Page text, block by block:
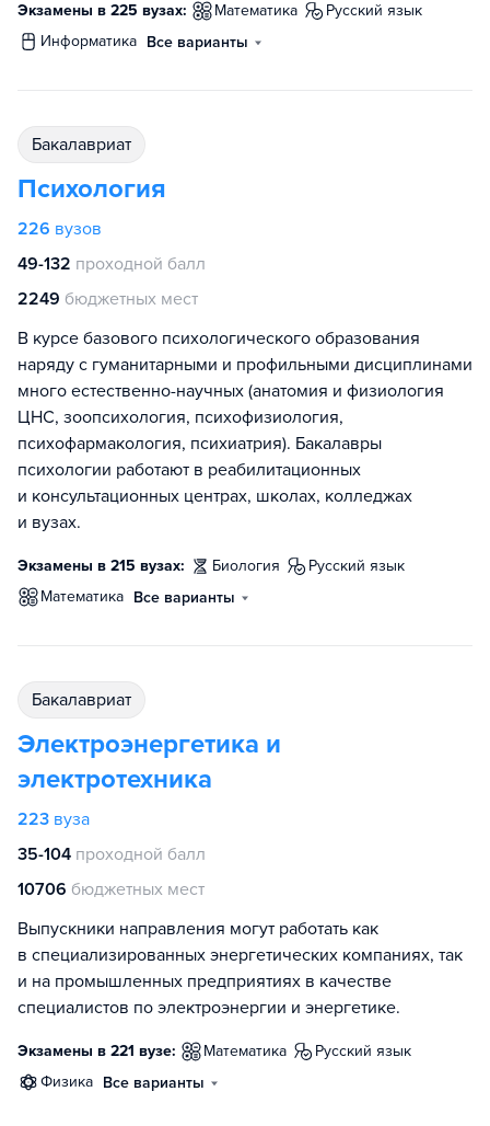
Экзамены в 225 вузах: математика
русский язык
информатика Все варианты
бакалавриат
Психология
226 вузов
49-132 проходной балл
2249 бюджетных мест
В курсе базового психологического образования
наряду с гуманитарными и профильными дисциплинами
много естественно-научных (анатомия и физиология
ЦНС, зоопсихология, психофизиология,
психофармакология, психиатрия). Бакалавры
психологии работают в реабилитационных
и консультационных центрах, школах, колледжах
и вузах.
Экзамены в 215 вузах: биология
русский язык
математика Все варианты
бакалавриат
Электроэнергетика и
электротехника
223 вуза
35-104 проходной балл
10706 бюджетных мест
Выпускники направления могут работать как
в специализированных энергетических компаниях, так
и на промышленных предприятиях в качестве
специалистов по электроэнергии и энергетике.
Экзамены в 221 вузе: математика
русский язык
физика Все варианты